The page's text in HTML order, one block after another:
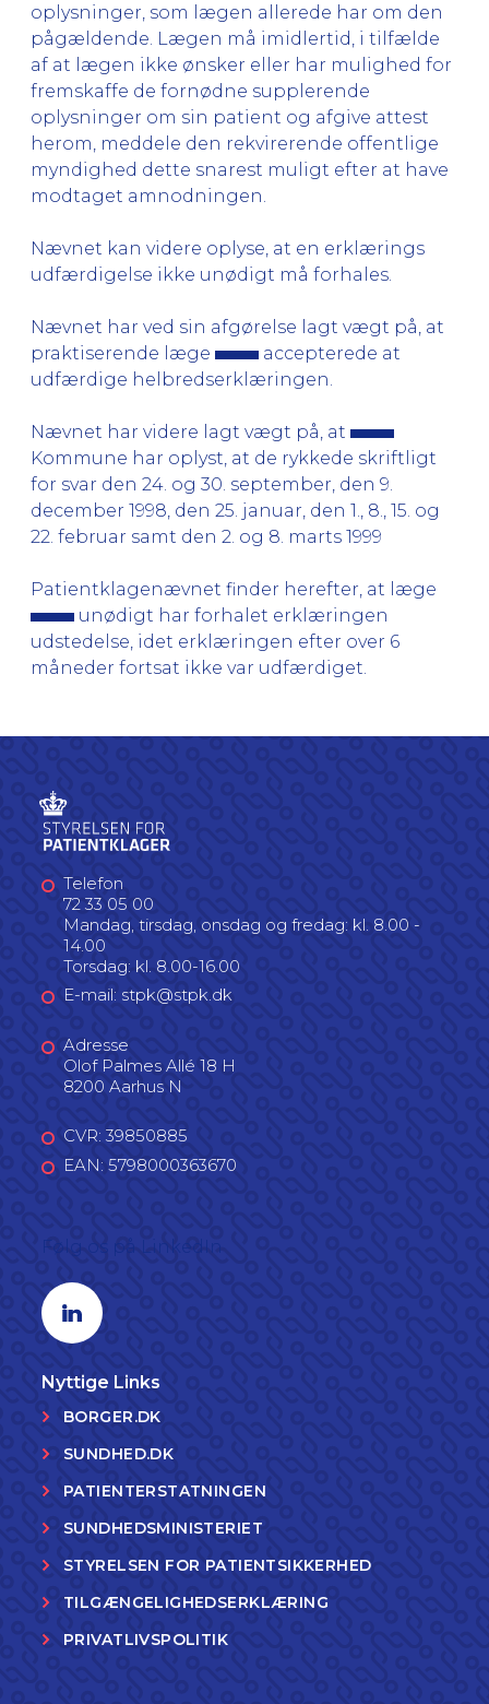
oplysninger, som lægen allerede har om den
pågældende. Lægen må imidlertid, i tilfælde
af at lægen ikke ønsker eller har mulighed for
fremskaffe de fornødne supplerende
oplysninger om sin patient og afgive attest
herom, meddele den rekvirerende offentlige
myndighed dette snarest muligt efter at have
modtaget amnodningen.
Nævnet kan videre oplyse, at en erklærings
udfærdigelse ikke unødigt må forhales.
Nævnet har ved sin afgørelse lagt vægt på, at
praktiserende læge
accepterede at
udfærdige helbredserklæringen.
Nævnet har videre lagt vægt på, at
Kommune har oplyst, at de rykkede skriftligt
for svar den 24. og 30. september, den 9.
december 1998, den 25. januar, den 1., 8., 15. og
22. februar samt den 2. og 8. marts 1999
Patientklagenævnet finder herefter, at læge
unødigt har forhalet erklæringen
udstedelse, idet erklæringen efter over 6
måneder fortsat ikke var udfærdiget.
Telefon
72 33 05 00
Mandag, tirsdag, onsdag og fredag: kl. 8.00 -
14.00
Torsdag: kl. 8.00-16.00
E-mail: stpk@stpk.dk
Adresse
Olof Palmes Allé 18 H
8200 Aarhus N
CVR: 39850885
EAN: 5798000363670
Linkedin profil
Nyttige Links
BORGER.DK
SUNDHED.DK
PATIENTERSTATNINGEN
SUNDHEDSMINISTERIET
STYRELSEN FOR PATIENTSIKKERHED
TILGÆNGELIGHEDSERKLÆRING
PRIVATLIVSPOLITIK